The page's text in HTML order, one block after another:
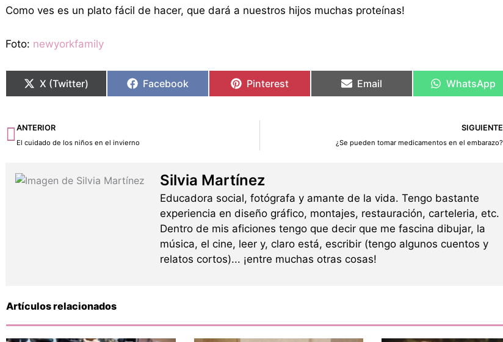
Como ves es un plato fácil de hacer, que dará a nuestros hijos muchas proteínas!
Foto: newyorkfamily
X (Twitter) Facebook Pinterest Email WhatsApp
Ant
ANTERIOR
El cuidado de los niños en el invierno
SIGUIENTE
¿Se pueden tomar medicamentos en el embarazo?
Silvia Martínez
Educadora social, fotógrafa y amante de la vida. Tengo bastante
experiencia en diseño gráfico, montajes, restauración, carteleria, etc.
Dentro de mis aficiones tengo que decir que me fascina dibujar, la
música, el cine, leer y, claro está, escribir (tengo algunos cuentos y
relatos cortos)... ¡entre muchas otras cosas!
Artículos relacionados